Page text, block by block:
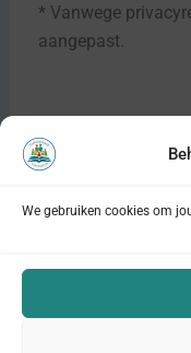
We gebruiken cookies om
* Vanwege
aangepast.